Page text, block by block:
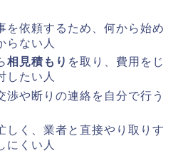
を依頼するため、何から始め
らない人
相見積もり を取り、費用をじ
したい人
渉や断りの連絡を自分で行う
しく、業者と直接やり取りす
にくい人